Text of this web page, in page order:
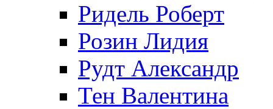
Ридель Роберт
Розин Лидия
Рудт Александр
Тен Валентина